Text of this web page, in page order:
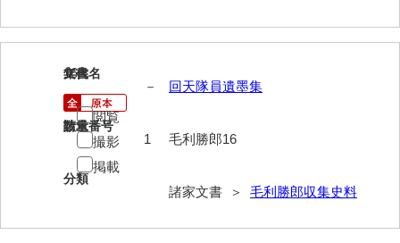
河崎家文書
河崎家文書（旧神代村）
河田家文書
河野家文書（美祢市）
16
文書名
回天隊員遺墨集
請求番号
毛利勝郎16
分類
諸家文書 ＞ 毛利勝郎収集史料
年代
－
数量
1
閲覧
撮影
掲載